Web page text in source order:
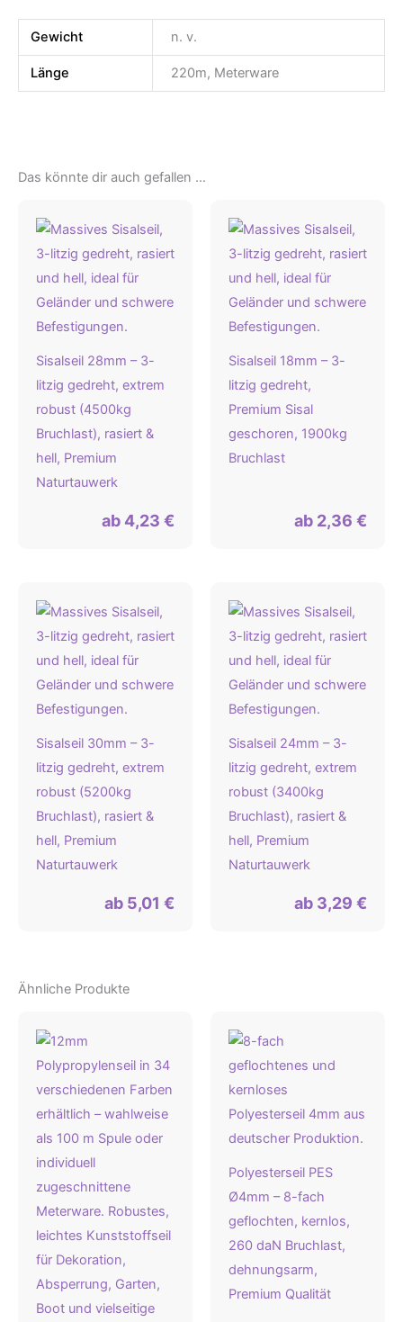
Gewicht n. v.
Länge 220m, Meterware
Das könnte dir auch gefallen …
Sisalseil 28mm – 3-
litzig gedreht, extrem
robust (4500kg
Bruchlast), rasiert &
hell, Premium
Naturtauwerk
ab 4,23 €
Sisalseil 18mm – 3-
litzig gedreht,
Premium Sisal
geschoren, 1900kg
Bruchlast
ab 2,36 €
Sisalseil 30mm – 3-
litzig gedreht, extrem
robust (5200kg
Bruchlast), rasiert &
hell, Premium
Naturtauwerk
ab 5,01 €
Sisalseil 24mm – 3-
litzig gedreht, extrem
robust (3400kg
Bruchlast), rasiert &
hell, Premium
Naturtauwerk
ab 3,29 €
Ähnliche Produkte
Polyesterseil PES
Ø4mm – 8-fach
geflochten, kernlos,
260 daN Bruchlast,
dehnungsarm,
Premium Qualität